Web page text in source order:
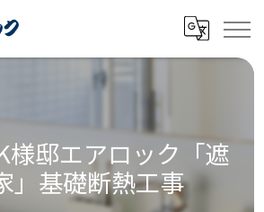
邸エアロック「遮
」基礎断熱工事